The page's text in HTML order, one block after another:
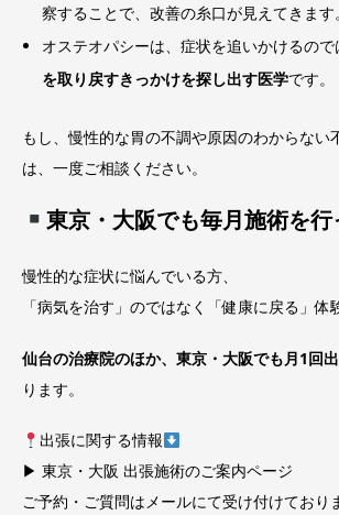
察することで、改善の糸口が見えてきます。
オステオパシーは、症状を追いかけるの
を取り戻すきっかけを探し出す医学です。
もし、慢性的な胃の不調や原因のわからない
は、一度ご相談ください。
東京・大阪でも毎月施術を
慢性的な症状に悩んでいる方、
「病気を治す」のではなく「健康に戻る」体
仙台の治療院のほか、東京・大阪でも月1回
ります。
出張に関する情報
▶ 東京・大阪 出張施術のご案内ページ
ご予約・ご質問はメールにて受け付けており